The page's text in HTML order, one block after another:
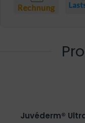
Juvéderm®